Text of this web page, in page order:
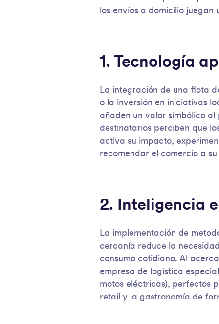
los envíos a domicilio juegan
1. Tecnología
La integración de una flota
o la inversión en iniciativas
añaden un valor simbólico
destinatarios perciben que
activa su impacto,
recomendar el comercio a
2. Inteligencia
La implementación de
cercanía reduce la
consumo cotidiano. Al
empresa de logística
motos eléctricas), perfectos
retail y la gastronomía de